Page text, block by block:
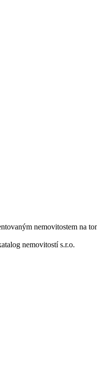
nemovitostem na
nemovitostí s.r.o.